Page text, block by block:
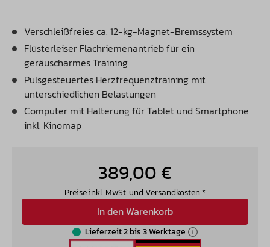
Verschleißfreies ca. 12-kg-Magnet-Bremssystem
Flüsterleiser Flachriemenantrieb für ein
geräuscharmes Training
Pulsgesteuertes Herzfrequenztraining mit
unterschiedlichen Belastungen
Computer mit Halterung für Tablet und Smartphone
inkl. Kinomap
389,00 €
Preise inkl. MwSt. und Versandkosten*
In den Warenkorb
Lieferzeit 2 bis 3 Werktage